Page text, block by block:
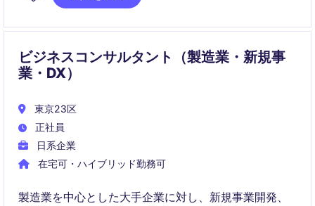
ビジネスコンサルタント（製造業・新規事
業・DX）
東京23区
正社員
日系企業
在宅可・ハイブリッド勤務可
製造業を中心とした大手企業に対し、新規事業開発、